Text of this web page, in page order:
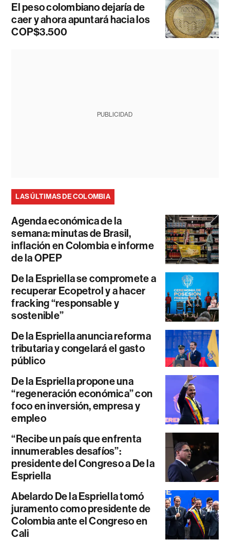
El peso colombiano dejaría de
caer y ahora apuntará hacia los
COP$3.500
PUBLICIDAD
LAS ÚLTIMAS DE COLOMBIA
Agenda económica de la
semana: minutas de Brasil,
inflación en Colombia e informe
de la OPEP
De la Espriella se compromete a
recuperar Ecopetrol y a hacer
fracking “responsable y
sostenible”
De la Espriella anuncia reforma
tributaria y congelará el gasto
público
De la Espriella propone una
“regeneración económica” con
foco en inversión, empresa y
empleo
“Recibe un país que enfrenta
innumerables desafíos”:
presidente del Congreso a De la
Espriella
Abelardo De la Espriella tomó
juramento como presidente de
Colombia ante el Congreso en
Cali